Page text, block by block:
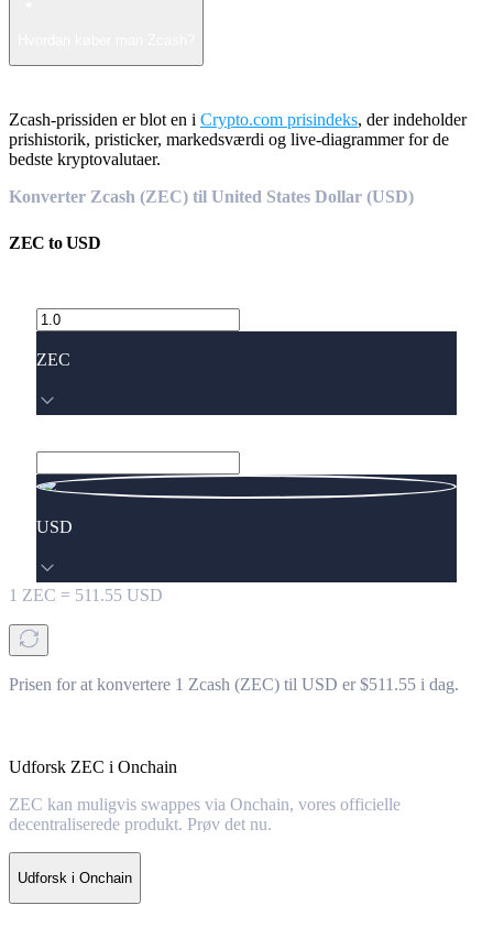
Zcash-prissiden er blot en i Crypto.com prisindeks, der indeholder
prishistorik, pristicker, markedsværdi og live-diagrammer for de
bedste kryptovalutaer.
Konverter Zcash (ZEC) til United States Dollar (USD)
ZEC toUSD
ZEC
USD
1 ZEC = 511.55 USD
Prisen for at konvertere 1 Zcash (ZEC) til USD er $511.55 i dag.
Udforsk ZEC i Onchain
ZEC kan muligvis swappes via Onchain, vores officielle
decentraliserede produkt. Prøv det nu.
Udforsk i Onchain